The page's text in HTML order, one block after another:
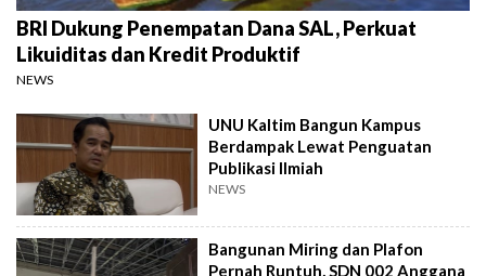
BRI Dukung Penempatan Dana SAL, Perkuat
Likuiditas dan Kredit Produktif
NEWS
UNU Kaltim Bangun Kampus
Berdampak Lewat Penguatan
Publikasi Ilmiah
NEWS
Bangunan Miring dan Plafon
Pernah Runtuh, SDN 002 Anggana